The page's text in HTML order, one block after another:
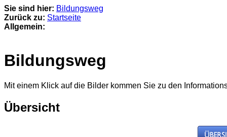
Sie sind hier: Bildungsweg
Zurück zu: Startseite
Allgemein:
Bildungsweg
Mit einem Klick auf die Bilder kommen Sie zu den
Übersicht